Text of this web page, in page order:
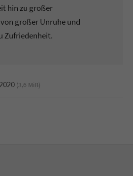
hin zu großer
großer Unruhe und
Zufriedenheit.
(3,6 MiB)